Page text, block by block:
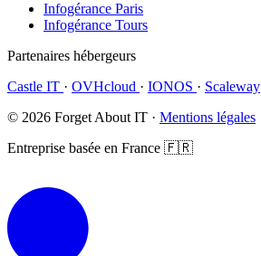
Infogérance Paris
Infogérance Tours
Partenaires hébergeurs
Castle IT · OVHcloud · IONOS · Scaleway
© 2026 Forget About IT · Mentions légales
Entreprise basée en France 🇫🇷